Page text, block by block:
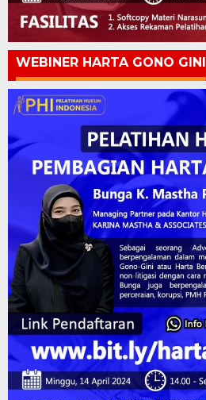
WEBINER HARTA GONO GINI